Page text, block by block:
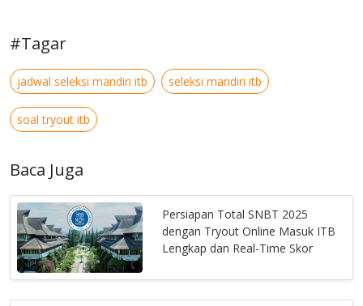
#Tagar
jadwal seleksi mandiri itb seleksi mandiri itb
soal tryout itb
Baca Juga
Persiapan Total SNBT 2025
dengan Tryout Online Masuk ITB
Lengkap dan Real-Time Skor